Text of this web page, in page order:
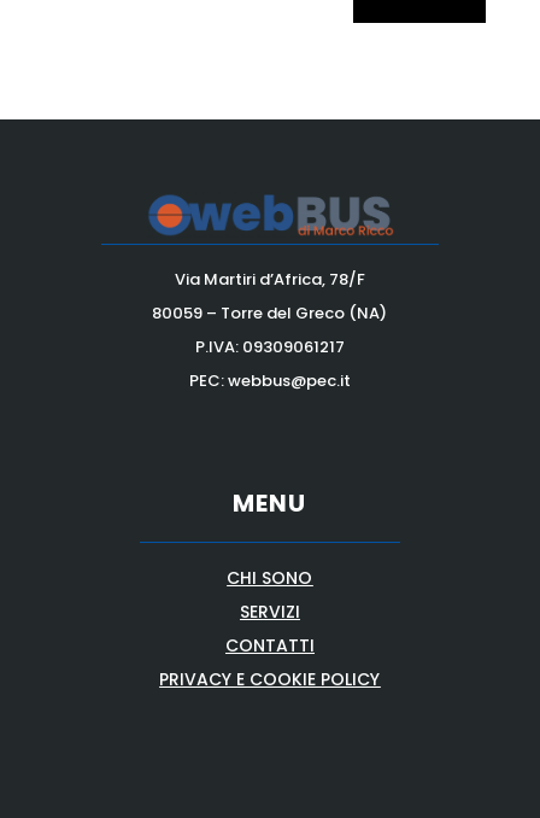
Via Martiri d’Africa, 78/F
80059 – Torre del Greco (NA)
P.IVA: 09309061217
PEC: webbus@pec.it
MENU
CHI SONO
SERVIZI
CONTATTI
PRIVACY E COOKIE POLICY